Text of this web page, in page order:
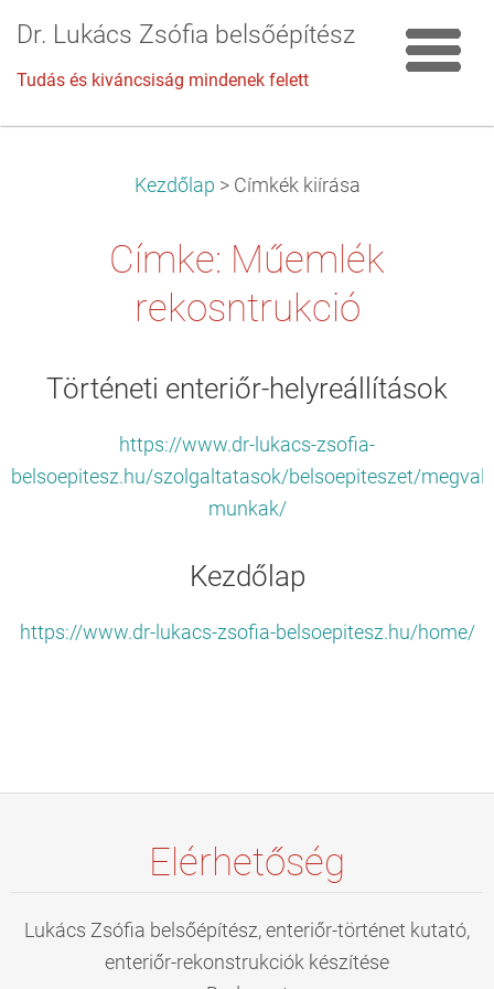
Dr. Lukács Zsófia belsőépítész
Tudás és kiváncsiság mindenek felett
Kezdőlap > Címkék kiírása
Címke: Műemlék
rekosntrukció
Történeti enteriőr-helyreállítások
https://www.dr-lukacs-zsofia-
belsoepitesz.hu/szolgaltatasok/belsoepiteszet/
munkak/
Kezdőlap
https://www.dr-lukacs-zsofia-belsoepitesz.hu/home/
Elérhetőség
Lukács Zsófia belsőépítész, enteriőr-történet kutató,
enteriőr-rekonstrukciók készítése